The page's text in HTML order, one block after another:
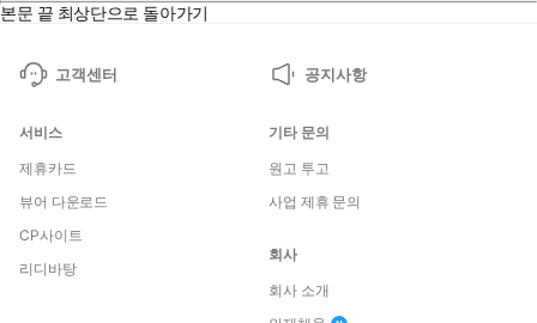
본문 끝 최상단으로 돌아가기
고객센터 공지사항
서비스
제휴카드
뷰어 다운로드
CP사이트
리디바탕
기타 문의
원고 투고
사업 제휴 문의
회사
회사 소개